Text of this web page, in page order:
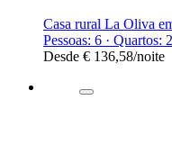
Casa rural La Oliva
Pessoas: 6 · Quartos:
Desde € 136,58/noite